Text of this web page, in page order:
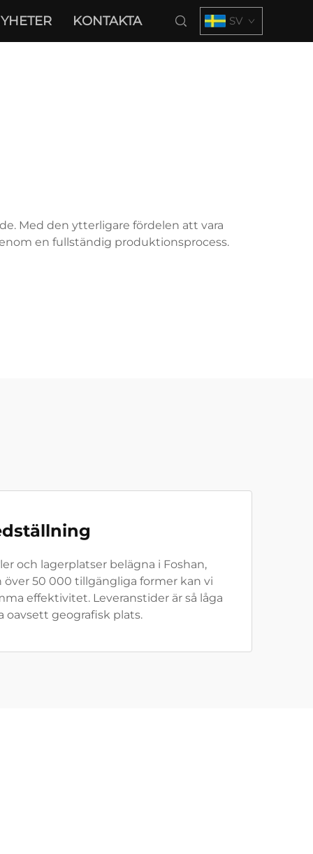
KONTAKTA SV
Med den ytterligare fördelen att vara
en fullständig produktionsprocess.
och lagerplatser belägna i Foshan,
över 50 000 tillgängliga former kan vi
effektivitet. Leveranstider är så låga
oavsett geografisk plats.